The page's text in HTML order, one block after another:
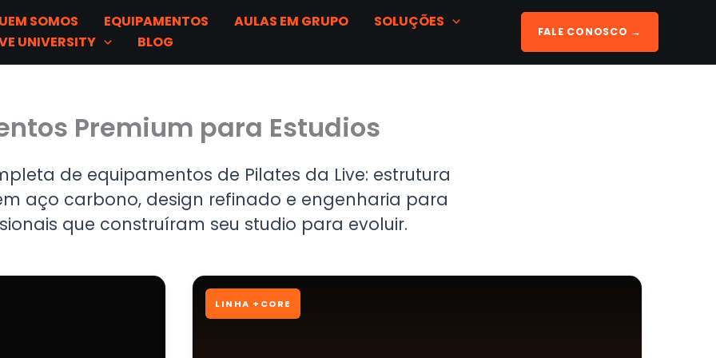
SOMOS EQUIPAMENTOS AULAS EM GRUPO
SOLUÇÕES
UNIVERSITY
BLOG
FALE CONOSCO →
Premium para Estudios
de equipamentos de Pilates da Live: estrutura
aço carbono, design refinado e engenharia para
que construíram seu studio para evoluir.
LINHA +CORE